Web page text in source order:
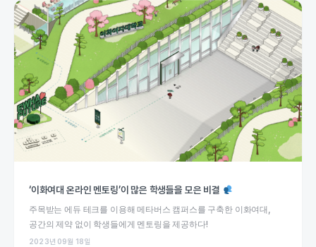
‘이화여대 온라인 멘토링’이 많은 학생들을 모은 비결
주목받는 에듀 테크를 이용해 메타버스 캠퍼스를 구축한 이화여대,
공간의 제약 없이 학생들에게 멘토링을 제공하다!
2023년 09월 18일